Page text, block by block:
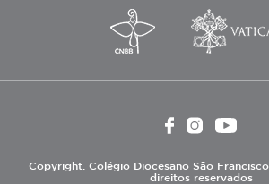
Copyright. Colégio Diocesano São
direitos reservados